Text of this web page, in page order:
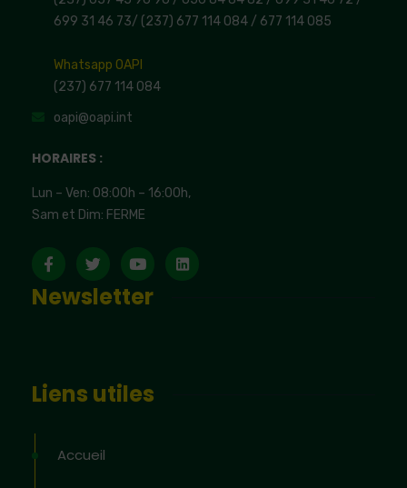
699 31 46 73/ (237) 677 114 084 / 677 114 085
Whatsapp OAPI
(237) 677 114 084
oapi@oapi.int
HORAIRES :
Lun – Ven: 08:00h – 16:00h,
Sam et Dim: FERME
Newsletter
Liens utiles
Accueil